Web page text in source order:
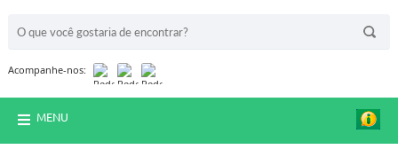
Acompanhe-nos:
MENU